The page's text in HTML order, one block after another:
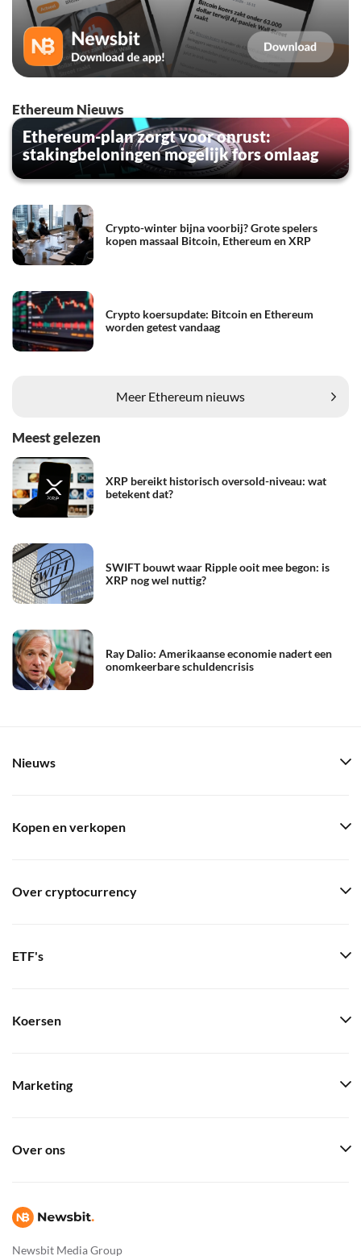
Ethereum Nieuws
Ethereum-plan zorgt voor onrust:
stakingbeloningen mogelijk fors omlaag
Crypto-winter bijna voorbij? Grote spelers
kopen massaal Bitcoin, Ethereum en XRP
Crypto koersupdate: Bitcoin en Ethereum
worden getest vandaag
Meer Ethereum nieuws
Meest gelezen
XRP bereikt historisch oversold-niveau: wat
betekent dat?
SWIFT bouwt waar Ripple ooit mee begon: is
XRP nog wel nuttig?
Ray Dalio: Amerikaanse economie nadert een
onomkeerbare schuldencrisis
Newsbit Media Group
Nieuws
Kopen en verkopen
Over cryptocurrency
ETF's
Koersen
Marketing
Over ons